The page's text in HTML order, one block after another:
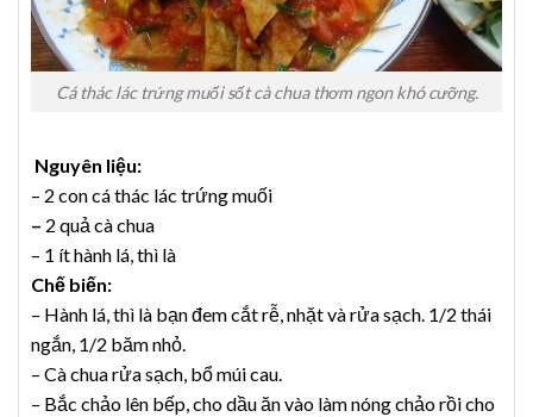
Cá thác lác trứng muối sốt cà chua thơm ngon khó cưỡng.
Nguyên liệu:
– 2 con cá thác lác trứng muối
– 2 quả cà chua
– 1 ít hành lá, thì là
Chế biến:
– Hành lá, thì là bạn đem cắt rễ, nhặt và rửa sạch. 1/2 thái
ngắn, 1/2 băm nhỏ.
– Cà chua rửa sạch, bổ múi cau.
– Bắc chảo lên bếp, cho dầu ăn vào làm nóng chảo rồi cho